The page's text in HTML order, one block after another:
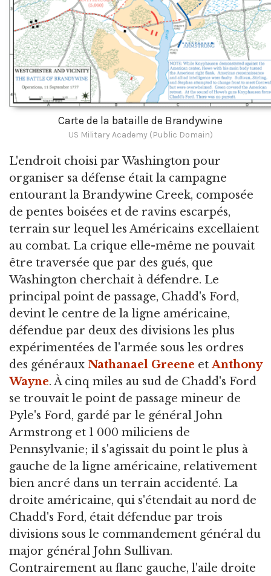
Carte de la bataille de Brandywine
US Military Academy (Public Domain)
L'endroit choisi par Washington pour
organiser sa défense était la campagne
entourant la Brandywine Creek, composée
de pentes boisées et de ravins escarpés,
terrain sur lequel les Américains excellaient
au combat. La crique elle-même ne pouvait
être traversée que par des gués, que
Washington cherchait à défendre. Le
principal point de passage, Chadd's Ford,
devint le centre de la ligne américaine,
défendue par deux des divisions les plus
expérimentées de l'armée sous les ordres
des généraux Nathanael Greene etAnthony
Wayne. À cinq miles au sud de Chadd's Ford
se trouvait le point de passage mineur de
Pyle's Ford, gardé par le général John
Armstrong et 1 000 miliciens de
Pennsylvanie; il s'agissait du point le plus à
gauche de la ligne américaine, relativement
bien ancré dans un terrain accidenté. La
droite américaine, qui s'étendait au nord de
Chadd's Ford, était défendue par trois
divisions sous le commandement général du
major général John Sullivan.
Contrairement au flanc gauche, l'aile droite